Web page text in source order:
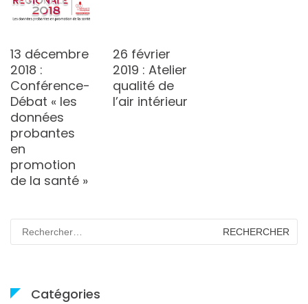
13 décembre
2018 :
Conférence-
Débat « les
données
probantes
en
promotion
de la santé »
26 février
2019 : Atelier
qualité de
l’air intérieur
Rechercher :
Catégories